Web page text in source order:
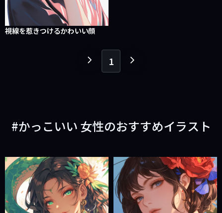
視線を惹きつけるかわいい顔
る
1
む
かっこいい 女性のおすすめイラスト